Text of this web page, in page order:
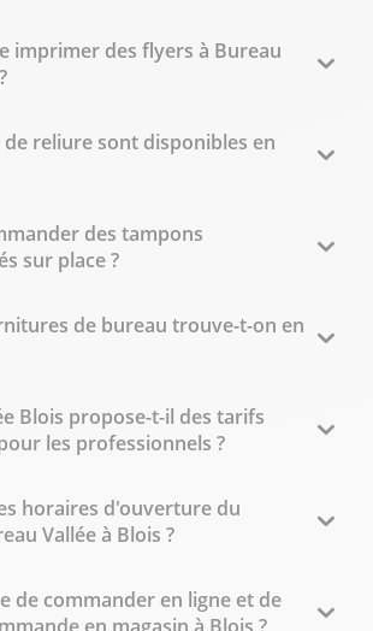
imprimer des flyers à Bureau
de reliure sont disponibles en
des tampons
sur place ?
de bureau trouve-t-on en
Blois propose-t-il des tarifs
les professionnels ?
horaires d'ouverture du
Vallée à Blois ?
de commander en ligne et de